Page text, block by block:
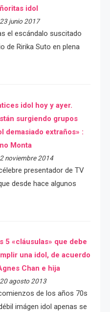
idol
junio 2017
el escándalo suscitado
de Ririka Suto en plena
idol hoy y ayer.
surgiendo grupos
demasiado extraños» :
Monta
noviembre 2014
presentador de TV
desde hace algunos
5 «cláusulas» que debe
una idol, de acuerdo
Chan e hija
agosto 2013
de los años 70s
imágen idol apenas se